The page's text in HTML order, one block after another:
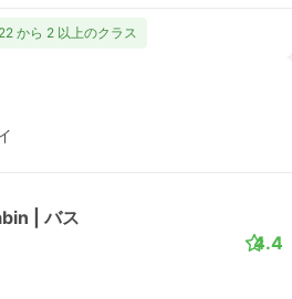
から 2 以上のクラス
| バス
4.4